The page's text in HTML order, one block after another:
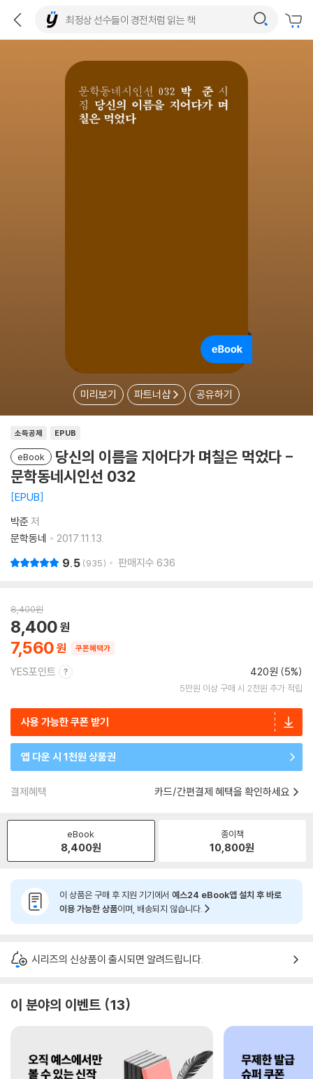
미리보기 파트너샵 공유하기
소득공제 EPUB
eBook
당신의 이름을 지어다가 며칠은 먹었다 -
문학동네시인선 032
EPUB
박준 저
문학동네
2017.11.13.
9.5 935 판매지수 636
8,400원
7,560
8,400
쿠폰혜택가
YES포인트 420원 (5%)
5만원 이상 구매 시 2천원 추가 적립
사용 가능한 쿠폰 받기
앱 다운 시 1천원 상품권
결제혜택 카드/간편결제 혜택을 확인하세요
eBook
8,400원
종이책
10,800원
이 상품은 구매 후 지원 기기에서 예스24 eBook앱 설치 후 바로
이용 가능한 상품이며, 배송되지 않습니다.
시리즈의 신상품이 출시되면 알려드립니다.
이 분야의 이벤트 13